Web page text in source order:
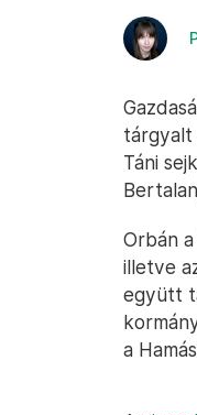
tárgyalt
Táni
Orbán
illetve
együtt
a